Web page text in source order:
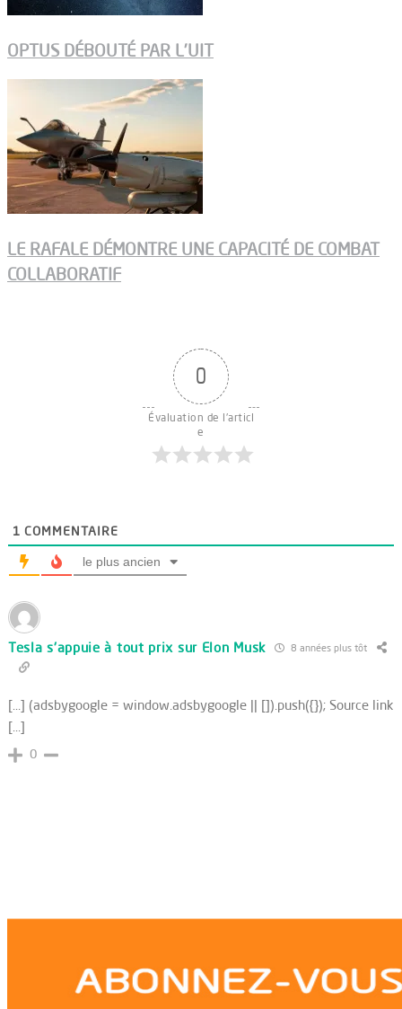
OPTUS DÉBOUTÉ PAR L’UIT
LE RAFALE DÉMONTRE UNE CAPACITÉ DE COMBAT
COLLABORATIF
0
Évaluation de l'articl
e
1 COMMENTAIRE
le plus ancien
Tesla s'appuie à tout prix sur Elon Musk 8 années plus tôt
[…] (adsbygoogle = window.adsbygoogle || []).push({}); Source link
[…]
0